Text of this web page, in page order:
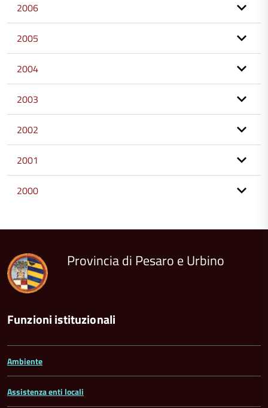
2006
2005
2004
2003
2002
2001
2000
del
Provincia di Pesaro e Urbino
Funzioni istituzionali
Ambiente
Assistenza enti locali